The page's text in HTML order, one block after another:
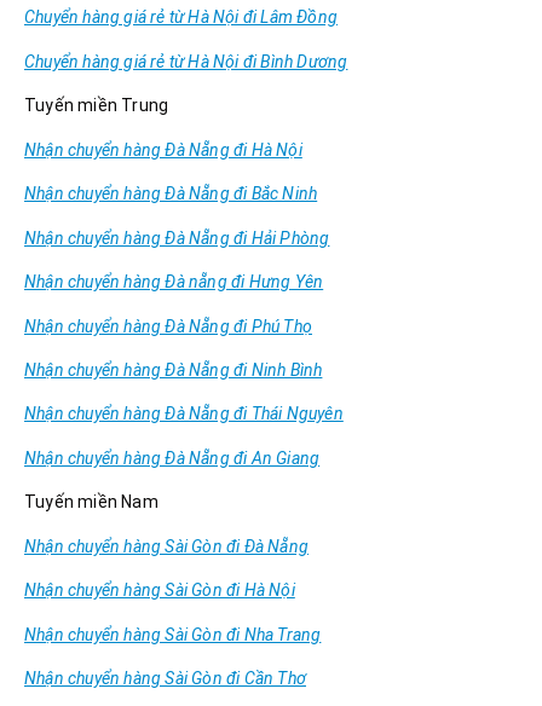
Chuyển hàng giá rẻ từ Hà Nội đi Lâm Đồng
Chuyển hàng giá rẻ từ Hà Nội đi Bình Dương
Tuyến miền Trung
Nhận chuyển hàng Đà Nẵng đi Hà Nội
Nhận chuyển hàng Đà Nẵng đi Bắc Ninh
Nhận chuyển hàng Đà Nẵng đi Hải Phòng
Nhận chuyển hàng Đà nẵng đi Hưng Yên
Nhận chuyển hàng Đà Nẵng đi Phú Thọ
Nhận chuyển hàng Đà Nẵng đi Ninh Bình
Nhận chuyển hàng Đà Nẵng đi Thái Nguyên
Nhận chuyển hàng Đà Nẵng đi An Giang
Tuyến miền Nam
Nhận chuyển hàng Sài Gòn đi Đà Nẵng
Nhận chuyển hàng Sài Gòn đi Hà Nội
Nhận chuyển hàng Sài Gòn đi Nha Trang
Nhận chuyển hàng Sài Gòn đi Cần Thơ